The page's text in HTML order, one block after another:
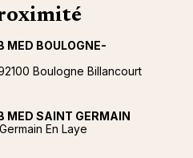
MED BOULOGNE-
Boulogne Billancourt
MED SAINT GERMAIN
En Laye